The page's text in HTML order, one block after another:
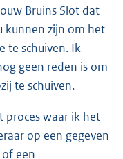
Bruins Slot dat
kunnen zijn om het
te schuiven. Ik
geen reden is om
te schuiven.
proces waar ik het
op een gegeven
een